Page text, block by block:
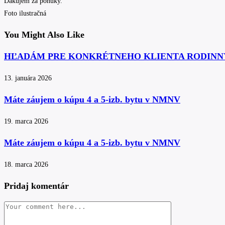
Foto ilustračná
You Might Also Like
HĽADÁM PRE KONKRÉTNEHO KLIENTA
13. januára 2026
Máte záujem o kúpu 4 a 5-izb. bytu v NMNV
19. marca 2026
Máte záujem o kúpu 4 a 5-izb. bytu v NMNV
18. marca 2026
Pridaj komentár
Comment